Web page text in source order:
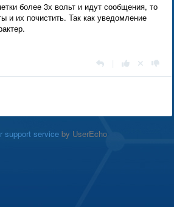
более 3х вольт и идут сообщения, то
и их почистить. Так как уведомление
support service by UserEcho